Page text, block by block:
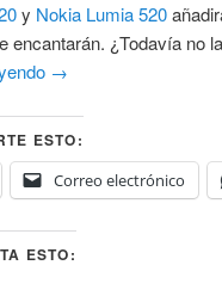
y Nokia Lumia 520
encantarán. ¿Todavía no
→
ESTO:
Correo electrónico
ESTO: